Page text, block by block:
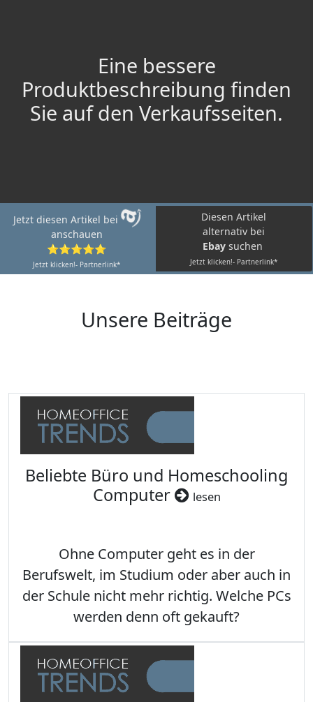
Eine bessere
Produktbeschreibung finden
Sie auf den Verkaufsseiten.
Jetzt diesen Artikel bei
anschauen
⭐⭐⭐⭐⭐
Jetzt klicken!- Partnerlink*
Diesen Artikel
alternativ bei
Ebay suchen
Jetzt klicken!- Partnerlink*
Unsere Beiträge
Beliebte Büro und Homeschooling
Computer
lesen
Ohne Computer geht es in der
Berufswelt, im Studium oder aber auch in
der Schule nicht mehr richtig. Welche PCs
werden denn oft gekauft?